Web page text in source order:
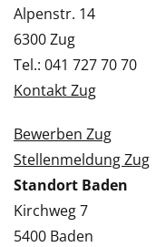
Alpenstr. 14
6300 Zug
Tel.: 041 727 70 70
Kontakt Zug
Bewerben Zug
Stellenmeldung Zug
Standort Baden
Kirchweg 7
5400 Baden